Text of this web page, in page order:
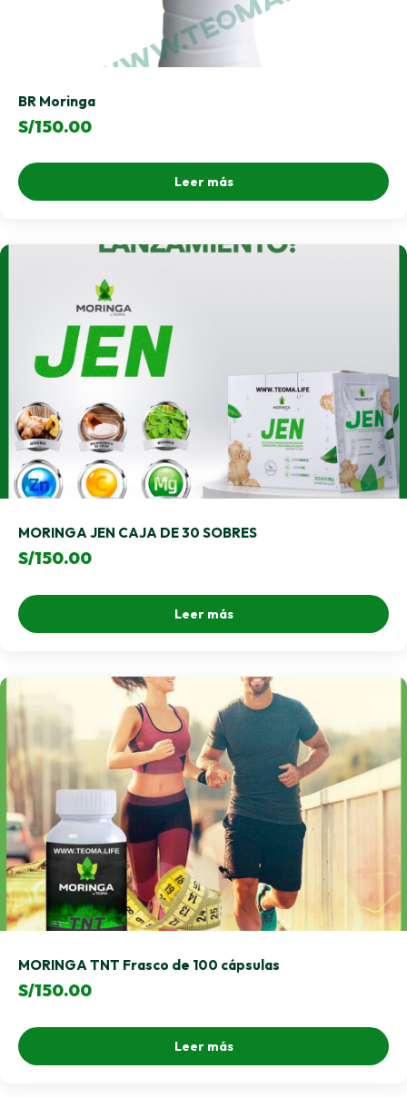
BR Moringa
S/150.00
Leer más
MORINGA JEN CAJA DE 30 SOBRES
S/150.00
Leer más
MORINGA TNT Frasco de 100 cápsulas
S/150.00
Leer más